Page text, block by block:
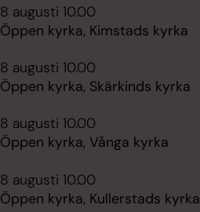
8 augusti 10.00
Öppen kyrka, Kimstads kyrka
8 augusti 10.00
Öppen kyrka, Skärkinds kyrka
8 augusti 10.00
Öppen kyrka, Vånga kyrka
8 augusti 10.00
Öppen kyrka, Kullerstads kyrka